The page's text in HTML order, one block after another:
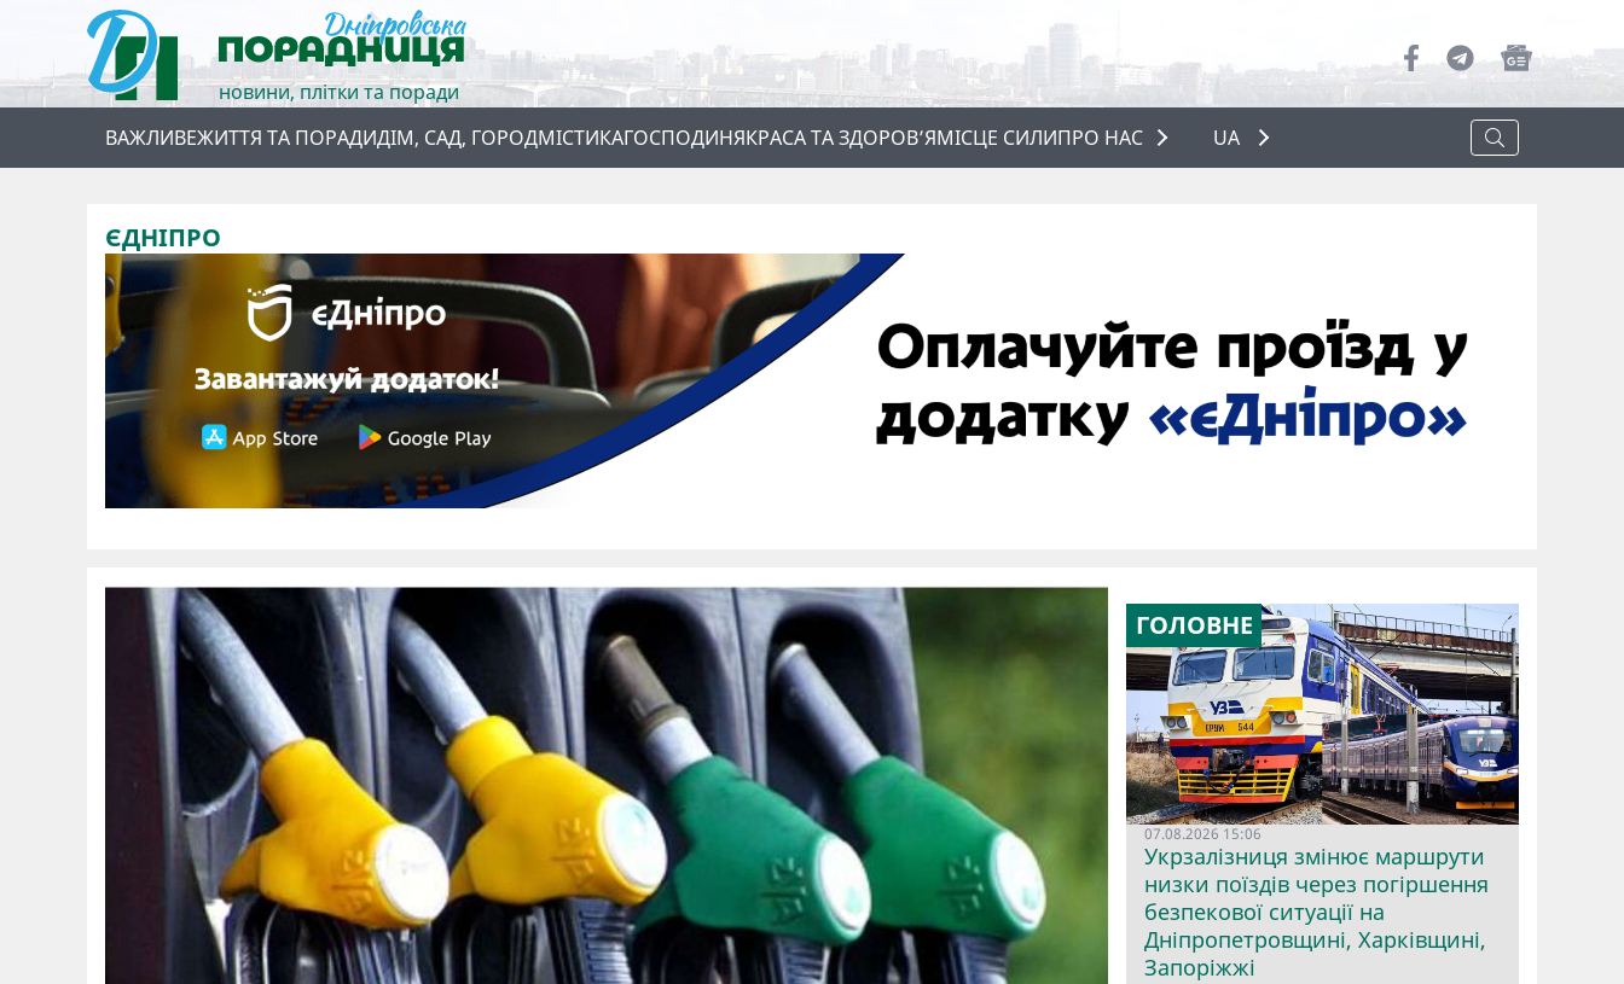
новини, плітки та поради
ВАЖЛИВЕЖИТТЯ ТА ПОРАДИДІМ, САД, ГОРОДМІСТИКАГОСПОДИНЯКРАСА ТА ЗДОРОВ’ЯМІСЦЕ СИЛИПРО НАС
UA
ЄДНІПРО
ГОЛОВНЕ
07.08.2026 15:06
Укрзалізниця змінює маршрути
низки поїздів через погіршення
безпекової ситуації на
Дніпропетровщині, Харківщині,
Запоріжжі